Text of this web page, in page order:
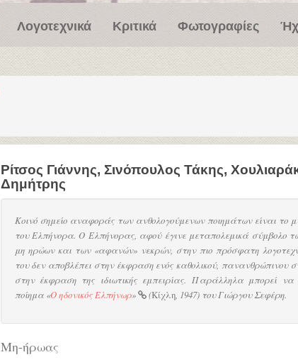
Λογοτεχνικά Κριτικά Φωτογραφίες
Ρίτσος Γιάννης, Σινόπουλος Τάκης,
Δημήτρης
Κοινό σημείο αναφοράς των ανθολογούμενων ποιημάτων είναι το
του Ελπήνορα. Ο Ελπήνορας, αφού έγινε μεταπολεμικά σύμβολο
μη ηρώων και των «αφανών» νεκρών, στην πιο πρόσφατη
του δεν αποβλέπει στην έκφραση ενός καθολικού, πανανθρώπινου
στην έκφραση της ιδιωτικής εμπειρίας. Παράλληλα μπορεί να
ποίημα «Ο ηδονικός Ελπήνωρ» (Κίχλη, 1947) του Γιώργου Σεφέρη.
Μη-ήρωας